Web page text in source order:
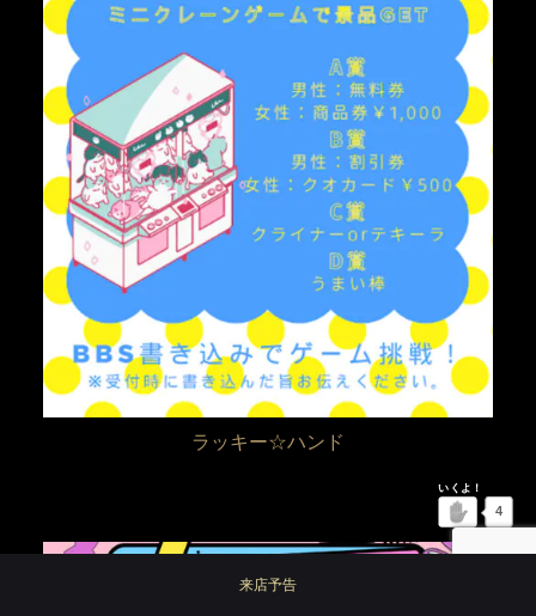
ラッキー☆ハンド
4
来店予告